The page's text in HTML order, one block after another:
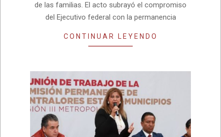
de las familias. El acto subrayó el compromiso
del Ejecutivo federal con la permanencia
CONTINUAR LEYENDO